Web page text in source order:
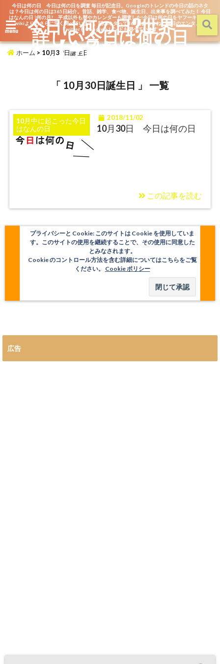
今日は何の日 今日は何の日を調査 毎日が記念日。Googleのトレンドの今日の話のネタ
は？今日は何の日は365日紹介。昔話、雑学、食べ物、誕生日、出来事を調べてみた！ 今日
はなんの日 ?何の月? 平成以外も暦やカレンダーも調査した!今日は何の日をヤフーキッズや
wikiよりもさらに深く調べています。話のネタって365日あるよね。毎日のエンタメを
TwitterもGoogleトレンドも調べています
menu 今日は何の日?世界一
詳しい今日は何の日
【今日なん？】
ホーム > 10月30日誕生日
「 10月30日誕生日 」 一覧
10月中に起こった今日
はなんの日
2018/11/02
10月30日 今日は何の日
この記事を読む
プライバシーと Cookie: このサイトは Cookie を使用していま
す。このサイトの使用を継続することで、その使用に同意した
とみなされます。
Cookie のコントロール方法を含む詳細についてはこちらをご覧
ください。 Cookie ポリシー
広告